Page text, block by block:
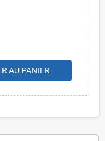
AU PANIER